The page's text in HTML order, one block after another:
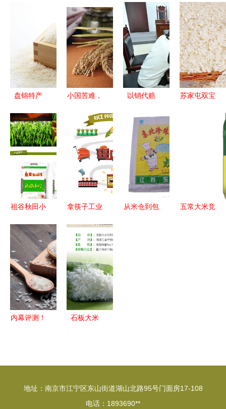
盘锦特产
米盘锦大米
5kg - 京东
小国苦难，
之桥
以销代赔
法院首创商
标侵权赔偿
新模式，守
护玉米品牌
权益
苏家屯双宝
祖谷秋田小
宗东北特产
5kg 福卡商
城
拿筷子工业
当机械臂握
起人间烟火
从米仓到包
五常大米竞
内幕评测！
石板大米
馈赠
地址：南京市江宁区东山街道湖山北路95号门面房17-108
电话：1893690**